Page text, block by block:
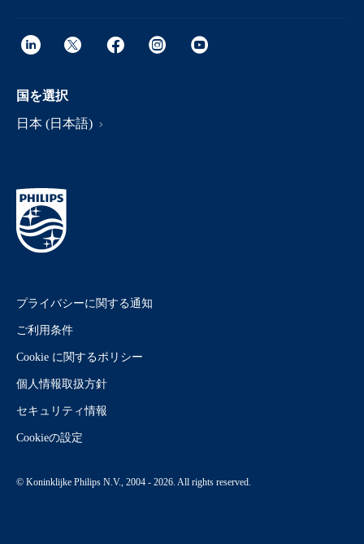
国を選択
日本 (日本語)
プライバシーに関する通知
ご利用条件
Cookie に関するポリシー
個人情報取扱方針
セキュリティ情報
Cookieの設定
© Koninklijke Philips N.V., 2004 - 2026. All rights reserved.